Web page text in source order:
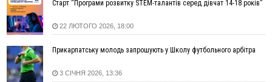
14:02
«Пілот з Лондона» видурив у жительки Коломийщини
майже 64 тисячі гривень
13:13
У четвер на Прикарпатті очікується сильна спека до 39°
13:00
На Снятинщині спіймали чоловіка, який зливав з цистерни
у полі невідому речовину
12:29
У МОЗ змінили підхід до госпіталізації та оновили правила
Старт “Програми розвитку STEM-талантів серед дівчат 14-18 років”
22 ЛЮТОГО 2026, 18:00
Прикарпатську молодь запрошують у Школу футбольного арбітра
3 СІЧНЯ 2026, 13:36